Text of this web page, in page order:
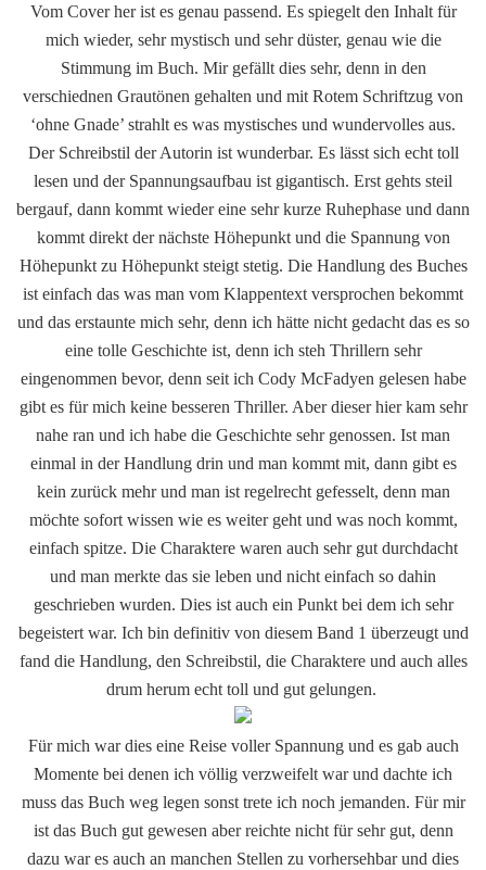
Vom Cover her ist es genau passend. Es spiegelt den Inhalt für
mich wieder, sehr mystisch und sehr düster, genau wie die
Stimmung im Buch. Mir gefällt dies sehr, denn in den
verschiednen Grautönen gehalten und mit Rotem Schriftzug von
‘ohne Gnade’ strahlt es was mystisches und wundervolles aus.
Der Schreibstil der Autorin ist wunderbar. Es lässt sich echt toll
lesen und der Spannungsaufbau ist gigantisch. Erst gehts steil
bergauf, dann kommt wieder eine sehr kurze Ruhephase und dann
kommt direkt der nächste Höhepunkt und die Spannung von
Höhepunkt zu Höhepunkt steigt stetig. Die Handlung des Buches
ist einfach das was man vom Klappentext versprochen bekommt
und das erstaunte mich sehr, denn ich hätte nicht gedacht das es so
eine tolle Geschichte ist, denn ich steh Thrillern sehr
eingenommen bevor, denn seit ich Cody McFadyen gelesen habe
gibt es für mich keine besseren Thriller. Aber dieser hier kam sehr
nahe ran und ich habe die Geschichte sehr genossen. Ist man
einmal in der Handlung drin und man kommt mit, dann gibt es
kein zurück mehr und man ist regelrecht gefesselt, denn man
möchte sofort wissen wie es weiter geht und was noch kommt,
einfach spitze. Die Charaktere waren auch sehr gut durchdacht
und man merkte das sie leben und nicht einfach so dahin
geschrieben wurden. Dies ist auch ein Punkt bei dem ich sehr
begeistert war. Ich bin definitiv von diesem Band 1 überzeugt und
fand die Handlung, den Schreibstil, die Charaktere und auch alles
drum herum echt toll und gut gelungen.
Für mich war dies eine Reise voller Spannung und es gab auch
Momente bei denen ich völlig verzweifelt war und dachte ich
muss das Buch weg legen sonst trete ich noch jemanden. Für mir
ist das Buch gut gewesen aber reichte nicht für sehr gut, denn
dazu war es auch an manchen Stellen zu vorhersehbar und dies